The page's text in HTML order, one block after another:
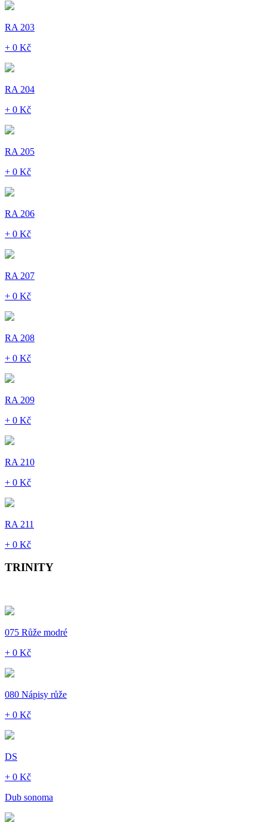
RA 203
+ 0 Kč
RA 204
+ 0 Kč
RA 205
+ 0 Kč
RA 206
+ 0 Kč
RA 207
+ 0 Kč
RA 208
+ 0 Kč
RA 209
+ 0 Kč
RA 210
+ 0 Kč
RA 211
+ 0 Kč
TRINITY
075 Růže modré
+ 0 Kč
080 Nápisy růže
+ 0 Kč
DS
+ 0 Kč
Dub sonoma